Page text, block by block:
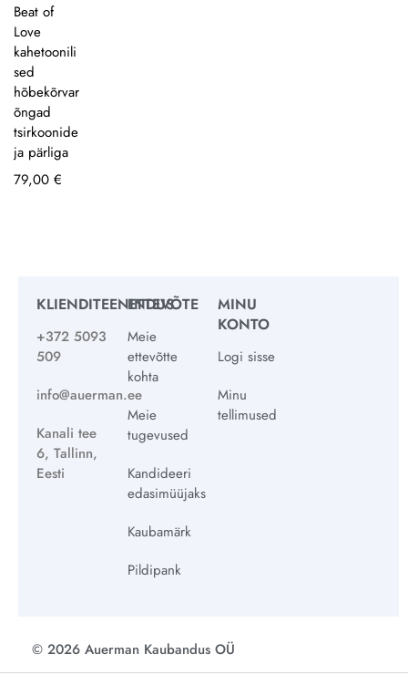
Beat of
Love
kahetoonili
sed
hõbekõrvar
õngad
tsirkoonide
ja pärliga
79,00 €
KLIENDITEENINDUS
+372 5093
509
info@auerman.ee
Kanali tee
6, Tallinn,
Eesti
ETTEVÕTE
Meie
ettevõtte
kohta
Meie
tugevused
Kandideeri
edasimüüjaks
Kaubamärk
Pildipank
MINU
KONTO
Logi sisse
Minu
tellimused
© 2026 Auerman Kaubandus OÜ